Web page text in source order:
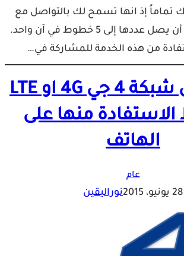
تماماً إذ انها تسمح لك بالتواصل مع
جهات عدّة يمكن أن يصل عددها إلى 5 خطوط في آن واحد.
من هذه الخدمة للمشاركة في…
تعرف على شبكة 4 جي 4G او LTE
منها على
الهاتف
عام
28 يونيو، 2015 نوراليقين